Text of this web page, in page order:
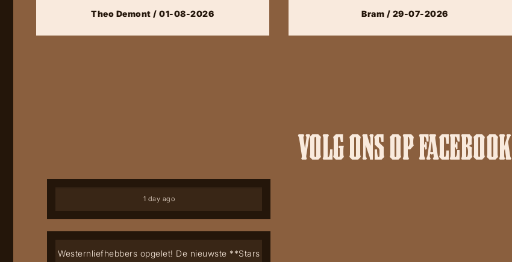
Theo Demont / 01-08-2026 Bram / 29-07-2026
VOLG ONS OP FACEBOOK
1 day ago
Westernliefhebbers opgelet! De nieuwste **Stars